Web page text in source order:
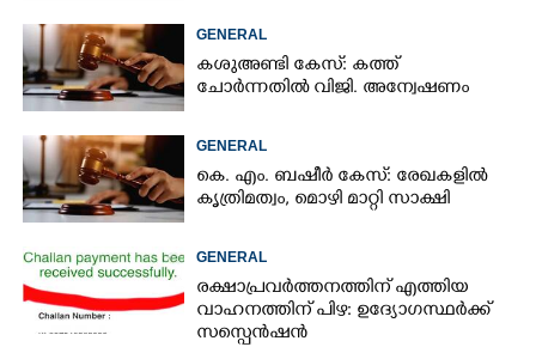
GENERAL
കശുഅണ്ടി കേസ്: കത്ത്
ചോർന്നതിൽ വിജി. അന്വേഷണം
GENERAL
കെ. എം. ബഷീർ കേസ്: രേഖകളിൽ
കൃത്രിമത്വം, മൊഴി മാറ്റി സാക്ഷി
GENERAL
രക്ഷാപ്രവർത്തനത്തിന് എത്തിയ
വാഹനത്തിന് പിഴ: ഉദ്യോഗസ്ഥർക്ക്
സസ്പെൻഷൻ